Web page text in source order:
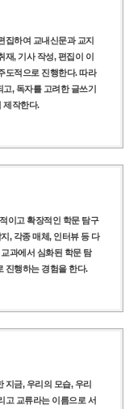
집하여 교내신문과 교지
재, 기사 작성, 편집이 이
도적으로 진행한다. 따라
, 독자를 고려한 글쓰기
제작한다.
이고 확장적인 학문 탐구
, 각종 매체, 인터뷰 등 다
과에서 심화된 학문 탐
진행하는 경험을 한다.
지금, 우리의 모습, 우리
고 교류라는 이름으로 서